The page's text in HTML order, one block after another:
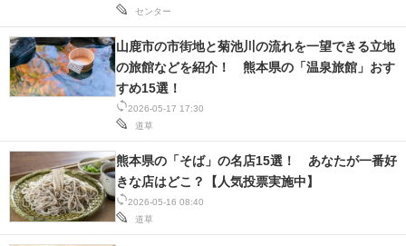
エレクトロニクス専門サイト
電子設計の基本と応用
建設×テクノロジーの最前線
ちょっと気になるネットの話題
センター
2026-05-17 17:30
道草
山鹿市の市街地と菊池川の流れを一望できる立地
の旅館などを紹介！ 熊本県の「温泉旅館」おす
すめ15選！
2026-05-16 08:40
道草
熊本県の「そば」の名店15選！ あなたが一番好
きな店はどこ？【人気投票実施中】